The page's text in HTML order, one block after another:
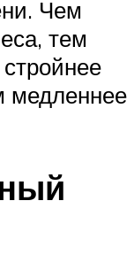
Чем
тем
медленнее